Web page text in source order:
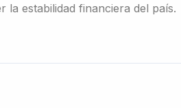
la estabilidad financiera del país.